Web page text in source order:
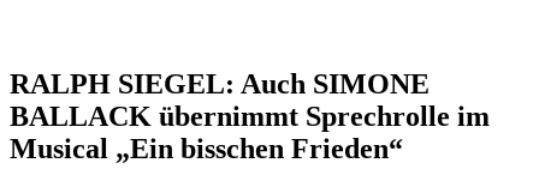
RALPH SIEGEL: Auch SIMONE
BALLACK übernimmt Sprechrolle im
Musical „Ein bisschen Frieden“